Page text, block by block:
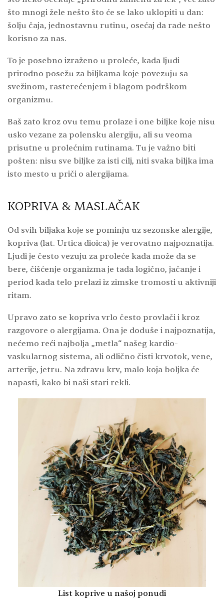
što mnogi žele nešto što će se lako uklopiti u dan:
šolju čaja, jednostavnu rutinu, osećaj da rade nešto
korisno za nas.
To je posebno izraženo u proleće, kada ljudi
prirodno posežu za biljkama koje povezuju sa
svežinom, rasterećenjem i blagom podrškom
organizmu.
Baš zato kroz ovu temu prolaze i one biljke koje nisu
usko vezane za polensku alergiju, ali su veoma
prisutne u prolećnim rutinama. Tu je važno biti
pošten: nisu sve biljke za isti cilj, niti svaka biljka ima
isto mesto u priči o alergijama.
KOPRIVA & MASLAČAK
Od svih biljaka koje se pominju uz sezonske alergije,
kopriva (lat. Urtica dioica) je verovatno najpoznatija.
Ljudi je često vezuju za proleće kada može da se
bere, čišćenje organizma je tada logično, jačanje i
period kada telo prelazi iz zimske tromosti u aktivniji
ritam.
Upravo zato se kopriva vrlo često provlači i kroz
razgovore o alergijama. Ona je doduše i najpoznatija,
nećemo reći najbolja „metla“ našeg kardio-
vaskularnog sistema, ali odlično čisti krvotok, vene,
arterije, jetru. Na zdravu krv, malo koja boljka će
napasti, kako bi naši stari rekli.
List koprive u našoj ponudi